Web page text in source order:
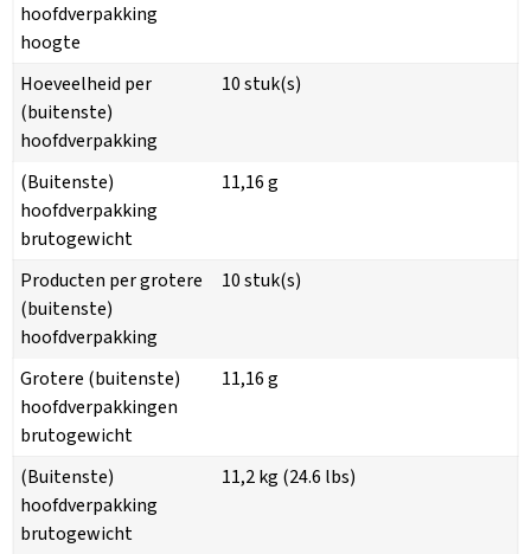
hoofdverpakking
hoogte
Hoeveelheid per
(buitenste)
hoofdverpakking
10 stuk(s)
(Buitenste)
hoofdverpakking
brutogewicht
11,16 g
Producten per grotere
(buitenste)
hoofdverpakking
10 stuk(s)
Grotere (buitenste)
hoofdverpakkingen
brutogewicht
11,16 g
(Buitenste)
hoofdverpakking
brutogewicht
11,2 kg (24.6 lbs)